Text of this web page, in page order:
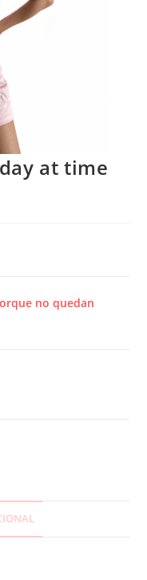
at time
no quedan